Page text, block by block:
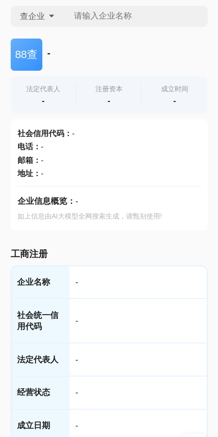
查企业
查企业
查产地
88查 -
法定代表人
-
注册资本
-
成立时间
-
社会信用代码： -
电话： -
邮箱： -
地址： -
企业信息概览： -
如上信息由AI大模型全网搜索生成，请甄别使用!
工商注册
企业名称 -
社会统一信
用代码
-
法定代表人 -
经营状态 -
成立日期 -